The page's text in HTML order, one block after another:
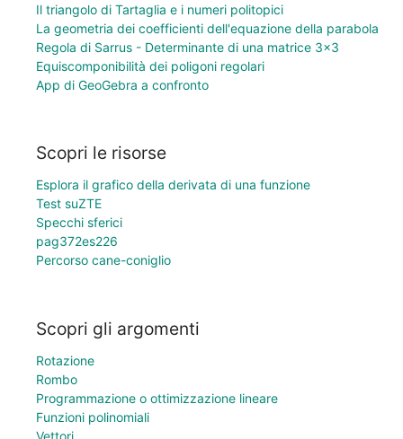
Il triangolo di Tartaglia e i numeri politopici
La geometria dei coefficienti dell'equazione della parabola
Regola di Sarrus - Determinante di una matrice 3×3
Equiscomponibilità dei poligoni regolari
App di GeoGebra a confronto
Scopri le risorse
Esplora il grafico della derivata di una funzione
Test suZTE
Specchi sferici
pag372es226
Percorso cane-coniglio
Scopri gli argomenti
Rotazione
Rombo
Programmazione o ottimizzazione lineare
Funzioni polinomiali
Vettori